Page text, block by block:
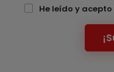
He leído y